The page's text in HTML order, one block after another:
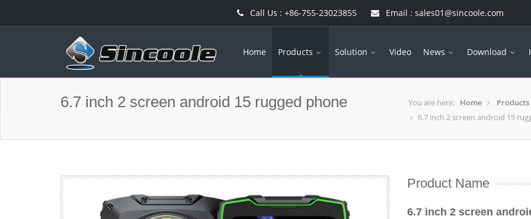
Call Us : +86-755-23023855 Email : sales01@sincoole.com
Home Products Solution Video News Download
6.7 inch 2 screen android 15 rugged phone You are here: Home Products
6.7 inch 2 screen android 15
Product Name
6.7 inch 2 screen